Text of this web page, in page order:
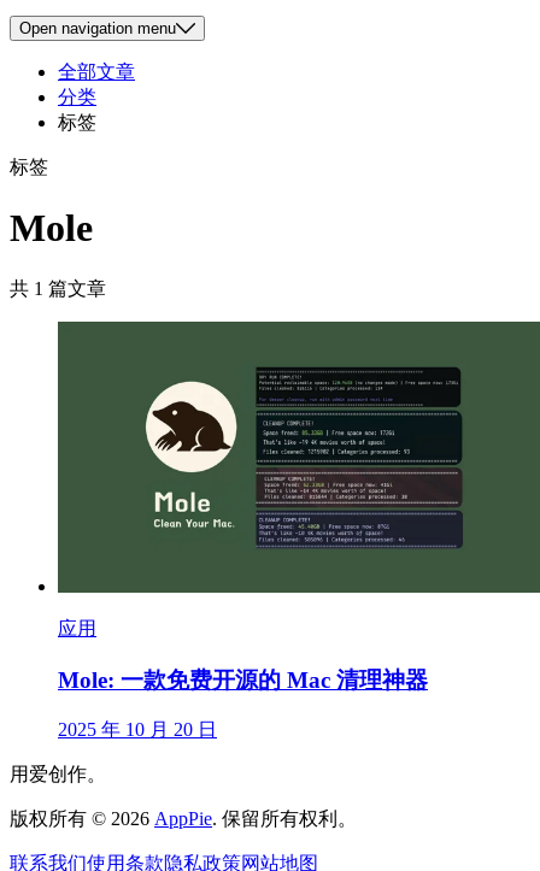
Open navigation menu
全部文章
分类
标签
标签
Mole
共 1 篇文章
应用
Mole: 一款免费开源的 Mac 清理神器
2025 年 10 月 20 日
用爱创作。
版权所有 © 2026 AppPie. 保留所有权利。
联系我们使用条款隐私政策网站地图